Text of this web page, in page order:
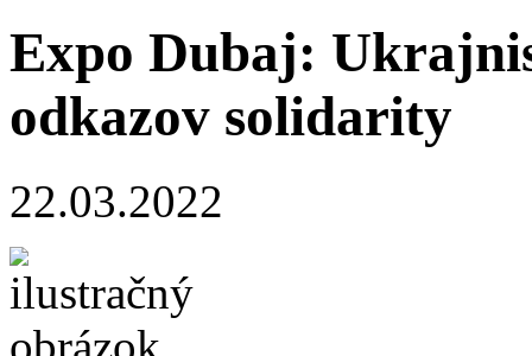
Expo Dubaj:
odkazov solidarity
22.03.2022